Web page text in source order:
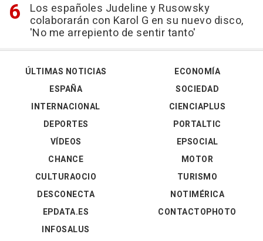
Los españoles Judeline y Rusowsky
colaborarán con Karol G en su nuevo disco,
'No me arrepiento de sentir tanto'
ÚLTIMAS NOTICIAS
ESPAÑA
INTERNACIONAL
DEPORTES
VÍDEOS
ECONOMÍA
SOCIEDAD
CIENCIAPLUS
PORTALTIC
EPSOCIAL
CHANCE
CULTURAOCIO
DESCONECTA
EPDATA.ES
INFOSALUS
MOTOR
TURISMO
NOTIMÉRICA
CONTACTOPHOTO